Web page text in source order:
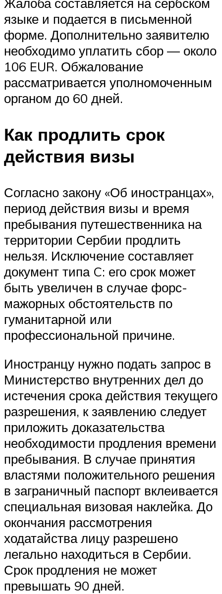
языке и подается в письменной
форме. Дополнительно заявителю
необходимо уплатить сбор ― около
106 EUR. Обжалование
рассматривается уполномоченным
органом до 60 дней.
Как продлить срок
действия визы
Согласно закону «Об иностранцах»,
период действия визы и время
пребывания путешественника на
территории Сербии продлить
нельзя. Исключение составляет
документ типа C: его срок может
быть увеличен в случае форс-
мажорных обстоятельств по
гуманитарной или
профессиональной причине.
Иностранцу нужно подать запрос в
Министерство внутренних дел до
истечения срока действия текущего
разрешения, к заявлению следует
приложить доказательства
необходимости продления времени
пребывания. В случае принятия
властями положительного решения
в заграничный паспорт вклеивается
специальная визовая наклейка. До
окончания рассмотрения
ходатайства лицу разрешено
легально находиться в Сербии.
Срок продления не может
превышать 90 дней.